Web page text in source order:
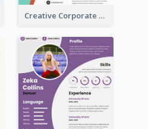
Creative Corporate Teal Resume